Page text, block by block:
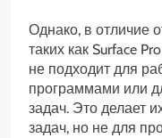
Однако, в отличие
таких как Surface
не подходит для
программами или
задач. Это делает
задач, но не для